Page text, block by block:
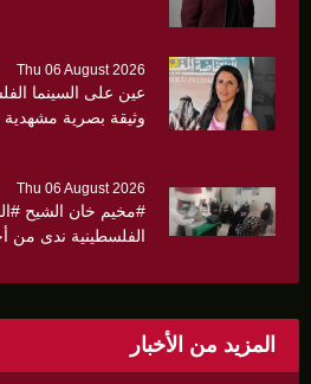
Thu 06 August 2026
عين على السينما
وثيقة بصرية
Thu 06 August 2026
#مخيم خان الشيح
الفلسطينية ندى من
بروشورات توعوية
المزيد من الأخبار